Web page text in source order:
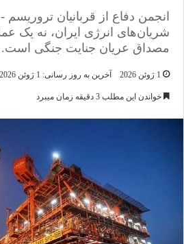
انجمن دفاع از قربانیان تروریسم
شریان‌های انرژی ایران، نه یک
مصداق عریان جنایت جنگی است.
1 ژوئن 2026 آخرین به روز رسانی: 1 ژوئن 2026
خواندن این مطلب 3 دقیقه زمان میبرد